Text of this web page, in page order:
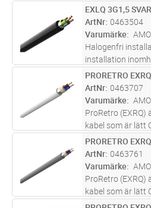
M Lägg i
EXLQ 3G1,5
ArtNr 0463504
Varumärke
Halogenfri
installation
även installeras i
förses med ett
påfrestningar.
M Lägg i
PRORETRO
ArtNr 0463707
Varumärke
ProRetro
kabel som är lätt
installationer
mantlad
förläggning
mer
M Lägg i
PRORETRO
ArtNr 0463761
Varumärke
ProRetro
kabel som är lätt
installationer